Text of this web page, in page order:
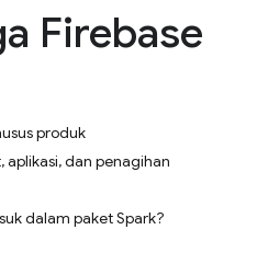
Firebase
produk
dan penagihan
dalam paket Spark?